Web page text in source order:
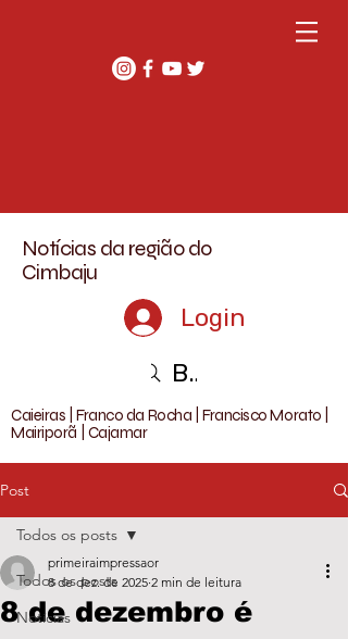
Notícias da região do
Cimbaju
Login
Buscar
Caieiras | Franco da Rocha | Francisco Morato |
Mairiporã | Cajamar
Post
Todos os posts
Notícias
Todos os posts
8 de dezembro é
primeiraimpressaor
8 de dez. de 2025 2 min de leitura